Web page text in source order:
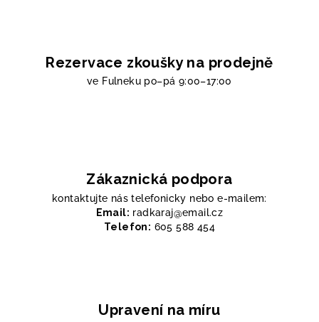
Rezervace zkoušky na prodejně
ve Fulneku po–pá 9:00–17:00
Zákaznická podpora
kontaktujte nás telefonicky nebo e-mailem:
Email: radkaraj@email.cz
Telefon: 605 588 454
Upravení na míru